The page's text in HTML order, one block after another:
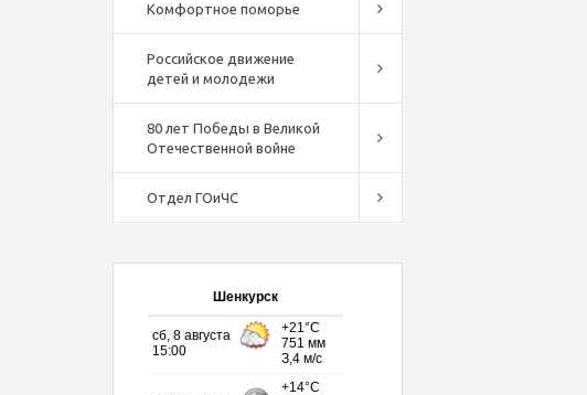
Комфортное поморье
Российское движение
детей и молодежи
80 лет Победы в Великой
Отечественной войне
Отдел ГОиЧС
Шенкурск